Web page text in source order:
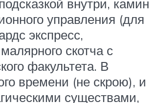
внутри, камин
управления (для
экспресс,
скотча с
факультета. В
времени (не скрою), и
существами,